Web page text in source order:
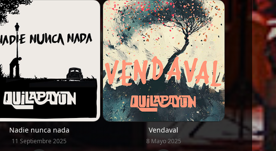
Nadie nunca nada
11 Septiembre 2025
Vendaval
8 Mayo 2025